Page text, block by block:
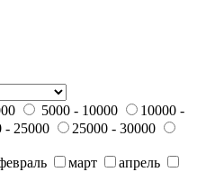
5000 - 10000
10000 -
- 25000
25000 - 30000
март
апрель